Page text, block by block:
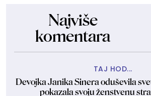
Najviše
komentara
TAJ HOD...
Devojka Janika Sinera oduševila
pokazala svoju ženstvenu